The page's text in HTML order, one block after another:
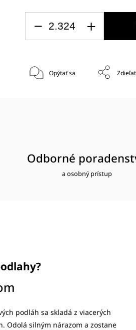
Opýtať sa Zdieľať
Odborné
a osobný prístup
podláh sa skladá z viacerých
Odolá silným nárazom a zostane